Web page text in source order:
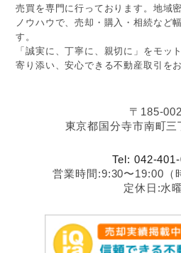
売買を専門に行っております。地域
ノウハウで、売却・購入・相続など
す。
「誠実に、丁寧に、親切に」をモッ
寄り添い、安心できる不動産取引を
〒185-
東京都国分寺市南町
Tel: 042-
営業時間:9:30〜19:00（
定休日:水